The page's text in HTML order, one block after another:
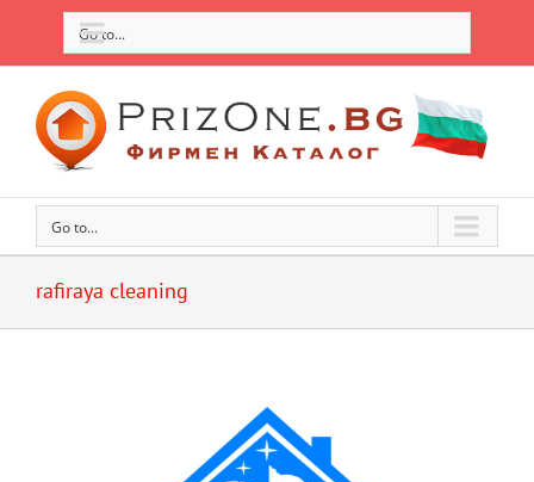
Go to...
Go to...
rafiraya cleaning